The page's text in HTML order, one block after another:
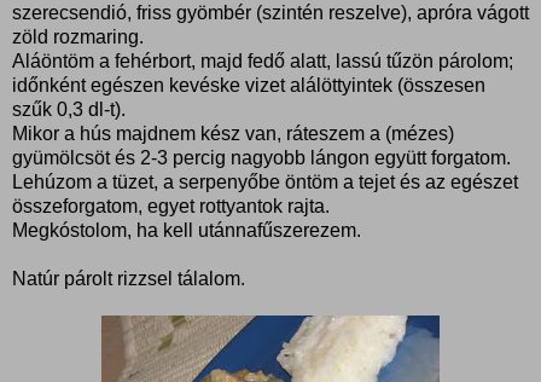
szerecsendió, friss gyömbér (szintén reszelve), apróra vágott
zöld rozmaring.
Aláöntöm a fehérbort, majd fedő alatt, lassú tűzön párolom;
időnként egészen kevéske vizet alálöttyintek (összesen
szűk 0,3 dl-t).
Mikor a hús majdnem kész van, ráteszem a (mézes)
gyümölcsöt és 2-3 percig nagyobb lángon együtt forgatom.
Lehúzom a tüzet, a serpenyőbe öntöm a tejet és az egészet
összeforgatom, egyet rottyantok rajta.
Megkóstolom, ha kell utánnafűszerezem.
Natúr párolt rizzsel tálalom.